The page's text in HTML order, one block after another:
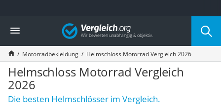
Die beliebtesten Vergleiche nach Kategorie
Auto & Motor
Fahrradträger-Anhängerkupplung (4 Fahrräder)
Fahrradträger
Fahrradträger (Anhängerkupplung)
Fahrradträger 3 Fahrräder
Benzinkanister (20 l)
Dashcam
Vergleich
Motorradbekleidung Helmschloss Motorrad Vergleich 2026
Helmschloss Motorrad Vergleich
2026
Die besten Helmschlösser im Vergleich.